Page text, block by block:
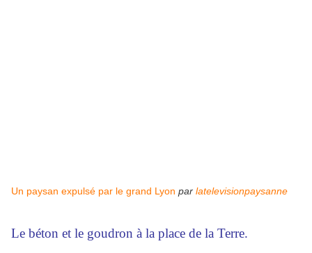
Un paysan expulsé par le grand Lyon par latelevisionpaysanne
Le béton et le goudron à la place de la Terre.